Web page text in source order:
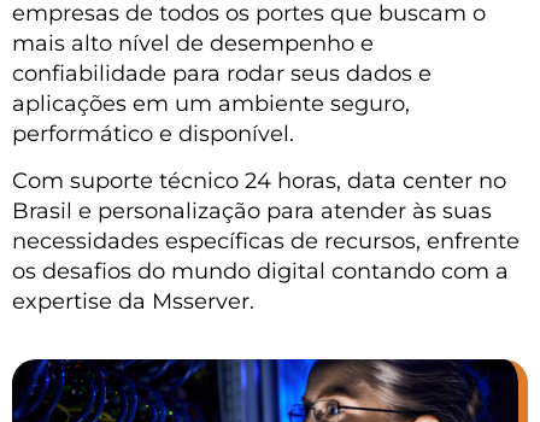
empresas de todos os portes que buscam o
mais alto nível de desempenho e
confiabilidade para rodar seus dados e
aplicações em um ambiente seguro,
performático e disponível.
Com suporte técnico 24 horas, data center no
Brasil e personalização para atender às suas
necessidades específicas de recursos, enfrente
os desafios do mundo digital contando com a
expertise da Msserver.